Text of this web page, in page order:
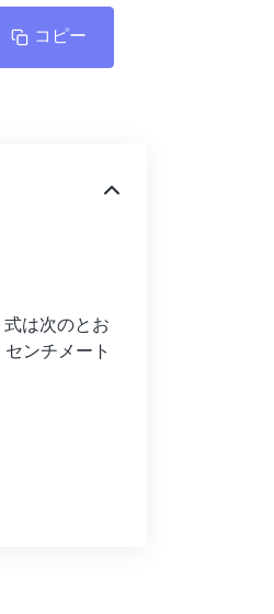
コピー
は次のとお
ンチメート